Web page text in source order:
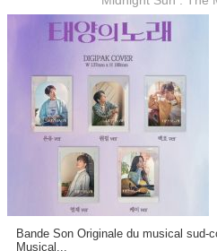
Bande Son Originale du musical sud-
Musical...